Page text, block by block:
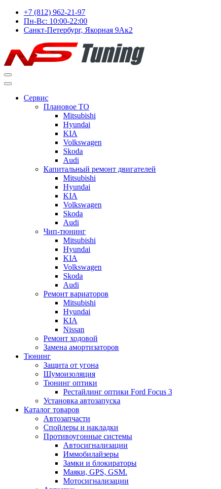
+7 (812) 962-21-97
Пн-Вс: 10:00-22:00
Санкт-Петербург, Якорная 9Ак2
Сервис
Плановое ТО
Mitsubishi
Hyundai
KIA
Volkswagen
Skoda
Audi
Капитальный ремонт двигателей
Mitsubishi
Hyundai
KIA
Volkswagen
Skoda
Audi
Чип-тюнинг
Mitsubishi
Hyundai
KIA
Volkswagen
Skoda
Audi
Ремонт вариаторов
Mitsubishi
Hyundai
KIA
Nissan
Ремонт ходовой
Замена амортизаторов
Тюнинг
Защита от угона
Шумоизоляция
Тюнинг оптики
Рестайлинг оптики Ford Focus 3
Установка автозапуска
Каталог товаров
Автозапчасти
Спойлеры и накладки
Противоугонные системы
Автосигнализации
Иммобилайзеры
Замки и блокираторы
Маяки, GPS, GSM.
Мотосигнализации